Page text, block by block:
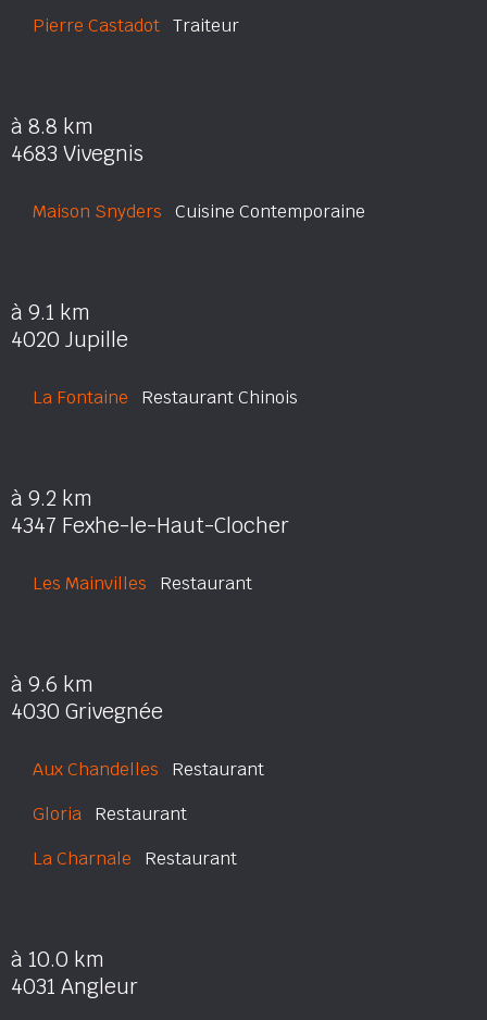
Pierre Castadot Traiteur
à 8.8 km
4683 Vivegnis
Maison Snyders Cuisine Contemporaine
à 9.1 km
4020 Jupille
La Fontaine Restaurant Chinois
à 9.2 km
4347 Fexhe-le-Haut-Clocher
Les Mainvilles Restaurant
à 9.6 km
4030 Grivegnée
Aux Chandelles Restaurant
Gloria Restaurant
La Charnale Restaurant
à 10.0 km
4031 Angleur